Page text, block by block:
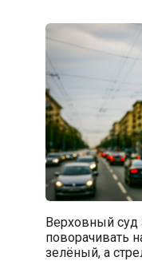
Верховный
поворачивать
зелёный, а